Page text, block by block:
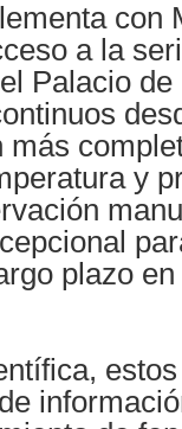
con
a la
Palacio
más
y
plazo